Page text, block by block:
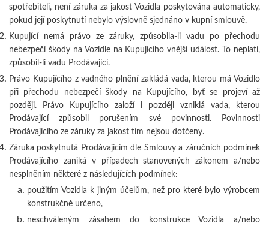
spotřebiteli, není záruka za jakost Vozidla poskytována automaticky,
pokud její poskytnutí nebylo výslovně sjednáno v kupní smlouvě.
Kupující nemá právo ze záruky, způsobila-li vadu po přechodu
nebezpečí škody na Vozidle na Kupujícího vnější událost. To neplatí,
způsobil-li vadu Prodávající.
Právo Kupujícího z vadného plnění zakládá vada, kterou má Vozidlo
při přechodu nebezpečí škody na Kupujícího, byť se projeví až
později. Právo Kupujícího založí i později vzniklá vada, kterou
Prodávající způsobil porušením své povinnosti. Povinnosti
Prodávajícího ze záruky za jakost tím nejsou dotčeny.
Záruka poskytnutá Prodávajícím dle Smlouvy a záručních podmínek
Prodávajícího zaniká v případech stanovených zákonem a/nebo
nesplněním některé z následujících podmínek:
použitím Vozidla k jiným účelům, než pro které bylo výrobcem
konstrukčně určeno,
neschváleným zásahem do konstrukce Vozidla a/nebo